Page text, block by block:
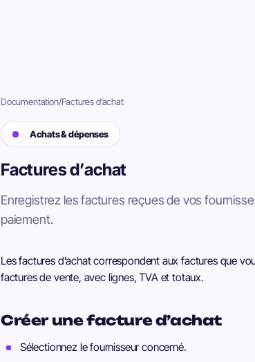
Documentation/Factures d’achat
Achats & dépenses
Factures d’achat
Enregistrez les factures reçues de vos
paiement.
Les factures d’achat correspondent aux factures que
factures de vente, avec lignes, TVA et totaux.
Créer une facture d’achat
Sélectionnez le fournisseur concerné.